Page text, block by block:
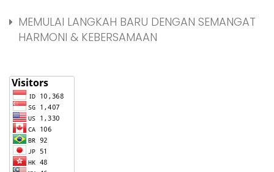
MEMULAI LANGKAH BARU DENGAN SEMANGAT
HARMONI & KEBERSAMAAN